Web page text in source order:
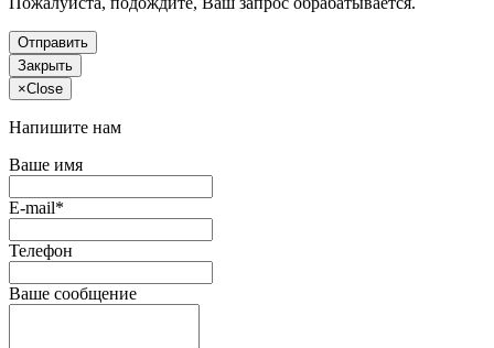
Отправить
Закрыть
×Close
Напишите нам
Ваше имя
E-mail*
Телефон
Ваше сообщение